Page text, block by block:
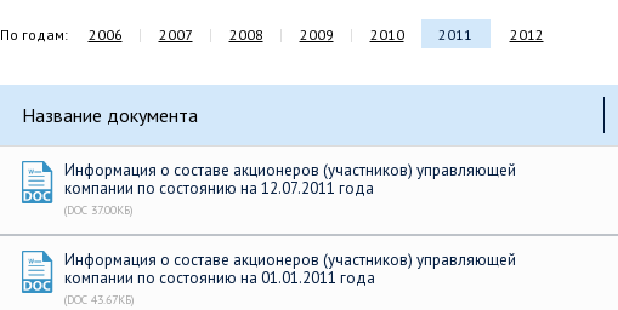
По годам: 2006 2007 2008 2009 2010 2011 2012
Название документа
Информация о составе акционеров (участников) управляющей
компании по состоянию на 12.07.2011 года
(DOC 37.00КБ)
Информация о составе акционеров (участников) управляющей
компании по состоянию на 01.01.2011 года
(DOC 43.67КБ)